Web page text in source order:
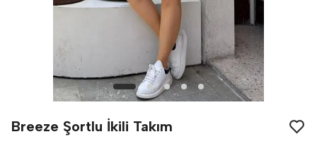
Breeze Şortlu İkili Takım